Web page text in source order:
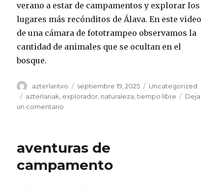
verano a estar de campamentos y explorar los
lugares más recónditos de Álava. En este video
de una cámara de fototrampeo observamos la
cantidad de animales que se ocultan en el
bosque.
Autor
azterlaritxo
Publicado
el
septiembre 19, 2025 Categorías
Uncategorized
Etiquetas
azterlariak, explorador, naturaleza,tiempo libre
Deja
un comentario
madriguera
aventuras de
campamento